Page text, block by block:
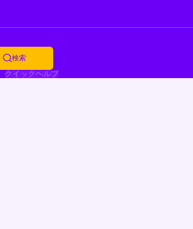
検索
クイックヘルプ